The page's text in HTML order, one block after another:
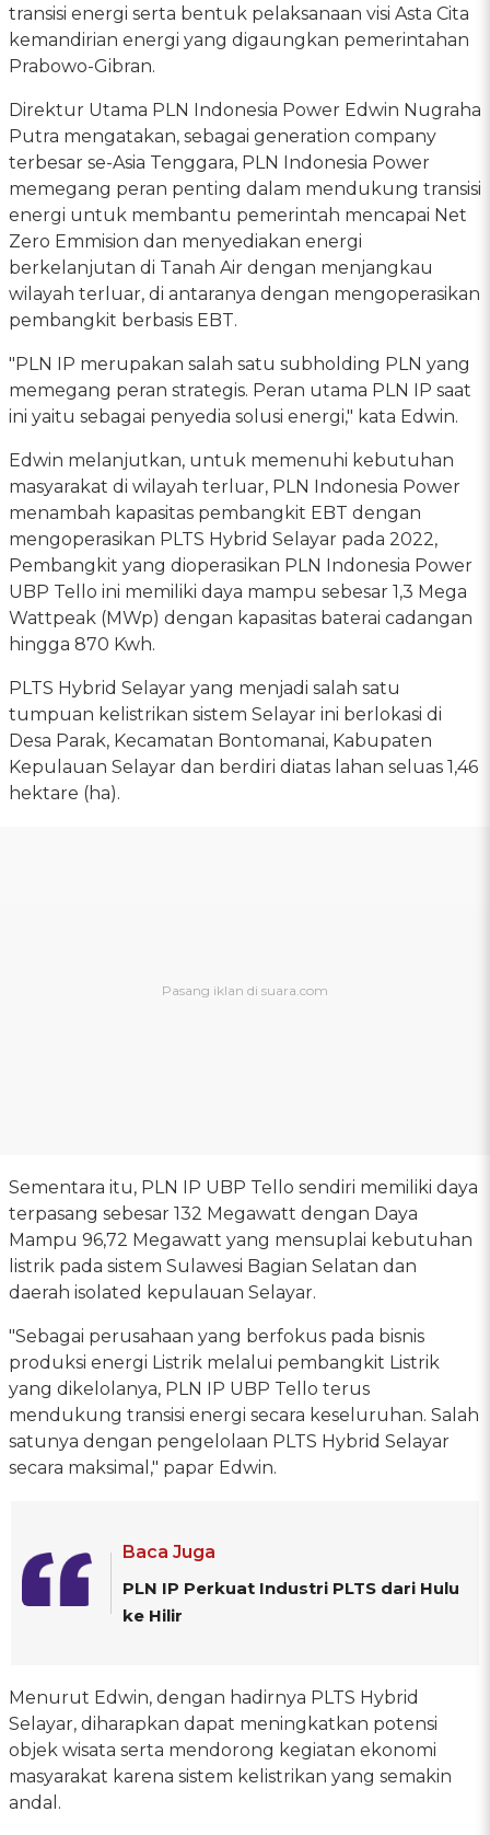
transisi energi serta bentuk pelaksanaan visi Asta Cita
kemandirian energi yang digaungkan pemerintahan
Prabowo-Gibran.
Direktur Utama PLN Indonesia Power Edwin Nugraha
Putra mengatakan, sebagai generation company
terbesar se-Asia Tenggara, PLN Indonesia Power
memegang peran penting dalam mendukung transisi
energi untuk membantu pemerintah mencapai Net
Zero Emmision dan menyediakan energi
berkelanjutan di Tanah Air dengan menjangkau
wilayah terluar, di antaranya dengan mengoperasikan
pembangkit berbasis EBT.
"PLN IP merupakan salah satu subholding PLN yang
memegang peran strategis. Peran utama PLN IP saat
ini yaitu sebagai penyedia solusi energi," kata Edwin.
Edwin melanjutkan, untuk memenuhi kebutuhan
masyarakat di wilayah terluar, PLN Indonesia Power
menambah kapasitas pembangkit EBT dengan
mengoperasikan PLTS Hybrid Selayar pada 2022,
Pembangkit yang dioperasikan PLN Indonesia Power
UBP Tello ini memiliki daya mampu sebesar 1,3 Mega
Wattpeak (MWp) dengan kapasitas baterai cadangan
hingga 870 Kwh.
PLTS Hybrid Selayar yang menjadi salah satu
tumpuan kelistrikan sistem Selayar ini berlokasi di
Desa Parak, Kecamatan Bontomanai, Kabupaten
Kepulauan Selayar dan berdiri diatas lahan seluas 1,46
hektare (ha).
Sementara itu, PLN IP UBP Tello sendiri memiliki daya
terpasang sebesar 132 Megawatt dengan Daya
Mampu 96,72 Megawatt yang mensuplai kebutuhan
listrik pada sistem Sulawesi Bagian Selatan dan
daerah isolated kepulauan Selayar.
"Sebagai perusahaan yang berfokus pada bisnis
produksi energi Listrik melalui pembangkit Listrik
yang dikelolanya, PLN IP UBP Tello terus
mendukung transisi energi secara keseluruhan. Salah
satunya dengan pengelolaan PLTS Hybrid Selayar
secara maksimal," papar Edwin.
Baca Juga
PLN IP Perkuat Industri PLTS dari Hulu
ke Hilir
Menurut Edwin, dengan hadirnya PLTS Hybrid
Selayar, diharapkan dapat meningkatkan potensi
objek wisata serta mendorong kegiatan ekonomi
masyarakat karena sistem kelistrikan yang semakin
andal.